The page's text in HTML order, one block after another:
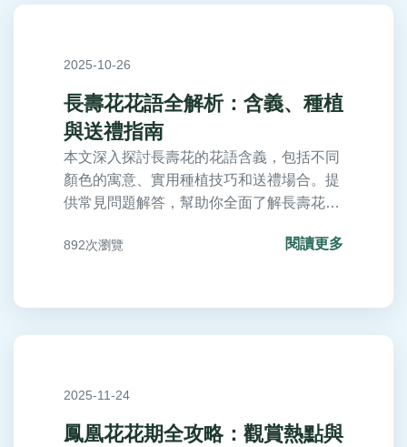
2025-10-26
長壽花花語全解析：含義、種植
與送禮指南
本文深入探討長壽花的花語含義，包括不同
顏色的寓意、實用種植技巧和送禮場合。提
供常見問題解答，幫助你全面了解長壽花的
找到實用資訊。長壽花花語不僅代表長壽，
892次瀏覽 閱讀更多
2025-11-24
鳳凰花花期全攻略：觀賞熱點與